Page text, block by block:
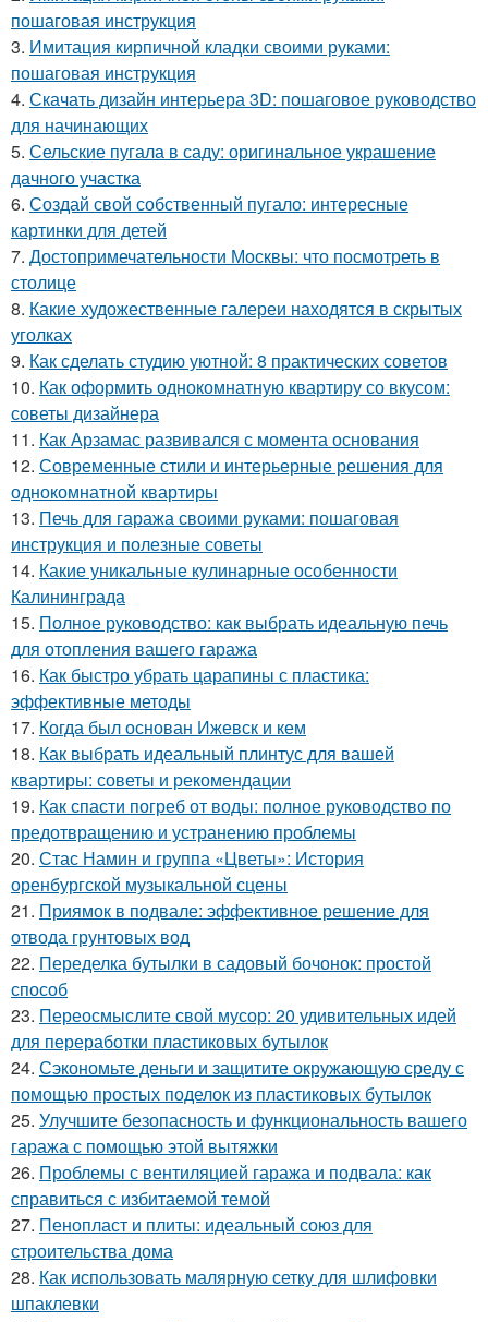
пошаговая инструкция
3. Имитация кирпичной кладки своими руками:
пошаговая инструкция
4. Скачать дизайн интерьера 3D: пошаговое руководство
для начинающих
5. Сельские пугала в саду: оригинальное украшение
дачного участка
6. Создай свой собственный пугало: интересные
картинки для детей
7. Достопримечательности Москвы: что посмотреть в
столице
8. Какие художественные галереи находятся в скрытых
уголках
9. Как сделать студию уютной: 8 практических советов
10. Как оформить однокомнатную квартиру со вкусом:
советы дизайнера
11. Как Арзамас развивался с момента основания
12. Современные стили и интерьерные решения для
однокомнатной квартиры
13. Печь для гаража своими руками: пошаговая
инструкция и полезные советы
14. Какие уникальные кулинарные особенности
Калининграда
15. Полное руководство: как выбрать идеальную печь
для отопления вашего гаража
16. Как быстро убрать царапины с пластика:
эффективные методы
17. Когда был основан Ижевск и кем
18. Как выбрать идеальный плинтус для вашей
квартиры: советы и рекомендации
19. Как спасти погреб от воды: полное руководство по
предотвращению и устранению проблемы
20. Стас Намин и группа «Цветы»: История
оренбургской музыкальной сцены
21. Приямок в подвале: эффективное решение для
отвода грунтовых вод
22. Переделка бутылки в садовый бочонок: простой
способ
23. Переосмыслите свой мусор: 20 удивительных идей
для переработки пластиковых бутылок
24. Сэкономьте деньги и защитите окружающую среду с
помощью простых поделок из пластиковых бутылок
25. Улучшите безопасность и функциональность вашего
гаража с помощью этой вытяжки
26. Проблемы с вентиляцией гаража и подвала: как
справиться с избитаемой темой
27. Пенопласт и плиты: идеальный союз для
строительства дома
28. Как использовать малярную сетку для шлифовки
шпаклевки